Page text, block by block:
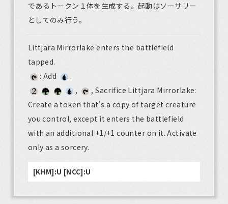
であるトークン１体を生成する。起動はソーサリー
としてのみ行う。
Littjara Mirrorlake enters the battlefield
tapped.
: Add
.
,
, Sacrifice Littjara Mirrorlake:
Create a token that's a copy of target creature
you control, except it enters the battlefield
with an additional +1/+1 counter on it. Activate
only as a sorcery.
[KHM]:U [NCC]:U